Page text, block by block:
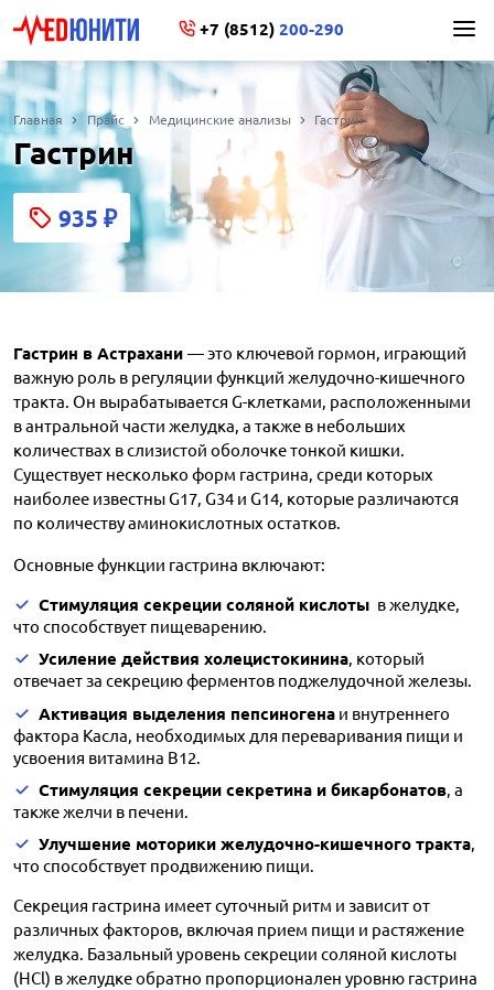
+7 (8512) 200-290
Главная Прайс Медицинские анализы Гастрин
Гастрин
935 ₽
Гастрин в Астрахани — это ключевой гормон, играющий
важную роль в регуляции функций желудочно-кишечного
тракта. Он вырабатывается G-клетками, расположенными
в антральной части желудка, а также в небольших
количествах в слизистой оболочке тонкой кишки.
Существует несколько форм гастрина, среди которых
наиболее известны G17, G34 и G14, которые различаются
по количеству аминокислотных остатков.
Основные функции гастрина включают:
Стимуляция секреции соляной кислоты в желудке,
что способствует пищеварению.
Усиление действия холецистокинина, который
отвечает за секрецию ферментов поджелудочной железы.
Активация выделения пепсиногена и внутреннего
фактора Касла, необходимых для переваривания пищи и
усвоения витамина B12.
Стимуляция секреции секретина и бикарбонатов, а
также желчи в печени.
Улучшение моторики желудочно-кишечного тракта,
что способствует продвижению пищи.
Секреция гастрина имеет суточный ритм и зависит от
различных факторов, включая прием пищи и растяжение
желудка. Базальный уровень секреции соляной кислоты
(НСl) в желудке обратно пропорционален уровню гастрина